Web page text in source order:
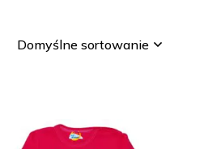
Domyślne sortowanie